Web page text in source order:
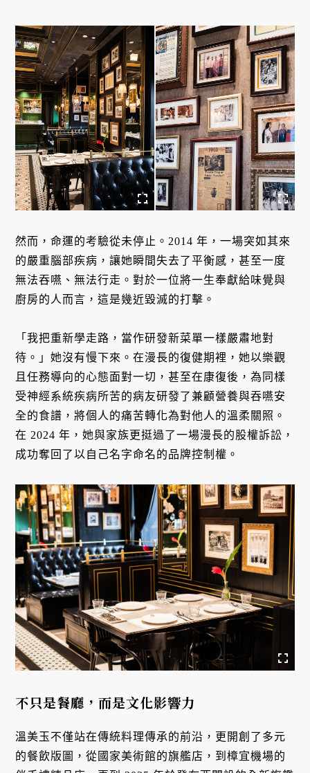
然而，命運的考驗從未停止。2014 年，一場突如其來
的嚴重腦部疾病，讓她瞬間失去了平衡感，甚至一度
無法吞嚥、無法行走。對於一位將一生奉獻給味覺與
廚房的人而言，這是幾近毀滅的打擊。
「我把重新學走路，當作研發新菜單一樣嚴肅地對
待。」她沒有慢下來。在漫長的復健期裡，她以樂觀
且任務導向的心態面對一切，甚至在康復後，為同樣
受神經系統疾病所苦的病友研發了兼顧營養與吞嚥安
全的食譜，將個人的痛苦轉化為對他人的溫柔關照。
在 2024 年，她與家族更挺過了一場漫長的股權訴訟，
成功奪回了以自己名字命名的品牌控制權。
不只是餐廳，而是文化影響力
溫美玉不僅站在傳統料理傳承的前沿，更開創了多元
的餐飲版圖，從國家美術館的旗艦店，到樟宜機場的